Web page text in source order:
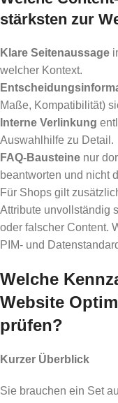
stärksten zur
Klare Seitenaussage
welcher Kontext.
Maße, Kompatibilität)
Interne Verlinkung
Auswahlhilfe zu Detail.
FAQ-Bausteine nur
beantworten und nicht
Für Shops gilt
Attribute unvollständig
oder falscher Content.
PIM- und
Welche
Website
prüfen?
Kurzer Überblick
Sie brauchen ein Set